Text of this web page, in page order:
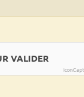
VALIDER